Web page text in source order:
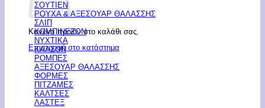
Κανένα προϊόν στο καλάθι σας.
Επιστροφή στο κατάστημα
ΣΟΥΤΙΕΝ
ΡΟΥΧΑ & ΑΞΕΣΟΥΑΡ ΘΑΛΑΣΣΗΣ
ΣΛΙΠ
ΚΟΜΠΙΝΕΖΟΝ
ΝΥΧΤΙΚΑ
ΚΑΛΣΟΝ
ΡΟΜΠΕΣ
ΑΞΕΣΟΥΑΡ ΘΑΛΑΣΣΗΣ
ΦΟΡΜΕΣ
ΠΙΤΖΑΜΕΣ
ΚΑΛΤΣΕΣ
ΛΑΣΤΕΞ